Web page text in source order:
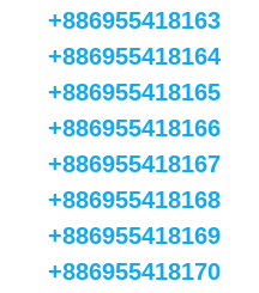
+886955418163
+886955418164
+886955418165
+886955418166
+886955418167
+886955418168
+886955418169
+886955418170